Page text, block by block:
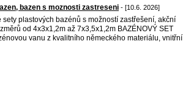
bazen s moznosti zastreseni - [10.6. 2026]
plastových bazénů s možností zastřešení, akční
od 4x3x1,2m až 7x3,5x1,2m BAZÉNOVÝ SET
vanu z kvalitního německého materiálu, vnitřní